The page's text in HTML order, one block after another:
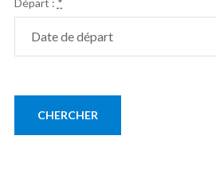
Départ : *